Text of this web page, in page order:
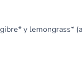
y lemongrass*